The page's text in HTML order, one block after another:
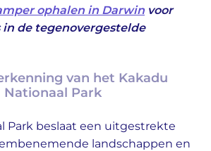
ophalen in Darwin voor
in de tegenovergestelde
van het Kakadu
Nationaal Park
Park beslaat een uitgestrekte
landschappen en